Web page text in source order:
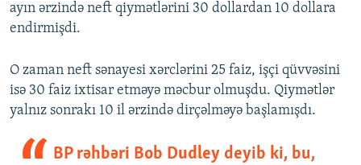
ayın ərzində neft qiymətlərini 30 dollardan 10 dollara
endirmişdi.
O zaman neft sənayesi xərclərini 25 faiz, işçi qüvvəsini
isə 30 faiz ixtisar etməyə məcbur olmuşdu. Qiymətlər
yalnız sonrakı 10 il ərzində dirçəlməyə başlamışdı.
BP rəhbəri Bob Dudley deyib ki, bu,